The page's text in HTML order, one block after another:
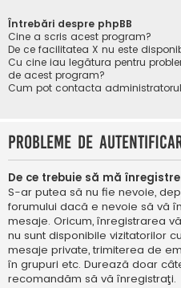
Întrebări despre phpBB
Cine a scris acest program?
De ce facilitatea X nu este
Cu cine iau legătura pentru
de acest program?
Cum pot contacta
Probleme de
De ce trebuie să mă
S-ar putea să nu fie nevoie,
forumului dacă e nevoie să vă
mesaje. Oricum, înregistrarea
nu sunt disponibile vizitatorilor
mesaje private, trimiterea de
în grupuri etc. Durează doar
recomandăm să vă înregistraţi.